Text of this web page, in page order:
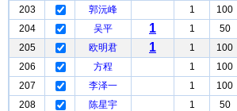
203
郭沅峰 1 100
204
吴平 1 1 50
205
欧明君 1 1 100
206
方程 1 100
207
李泽一 1 100
208
陈星宇 1 50